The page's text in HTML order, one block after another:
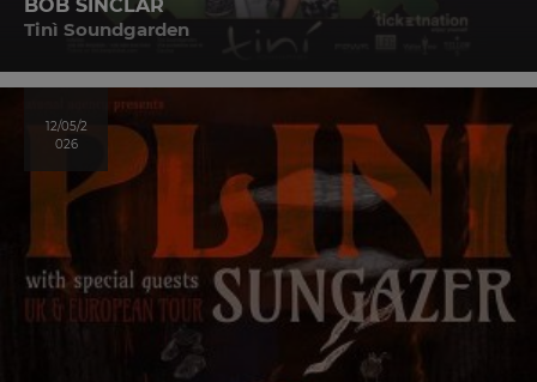
BOB SINCLAR
Tinì Soundgarden
12/05/2
026